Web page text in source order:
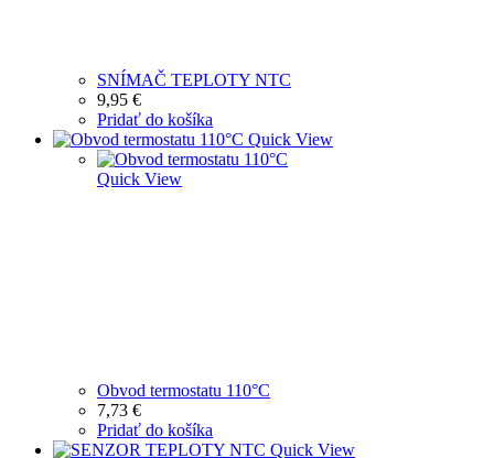
SNÍMAČ TEPLOTY NTC
9,95 €
Pridať do košíka
Quick View
Quick View
Obvod termostatu 110°C
7,73 €
Pridať do košíka
Quick View